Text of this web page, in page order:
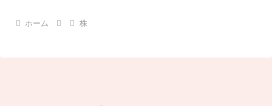
ホーム 株